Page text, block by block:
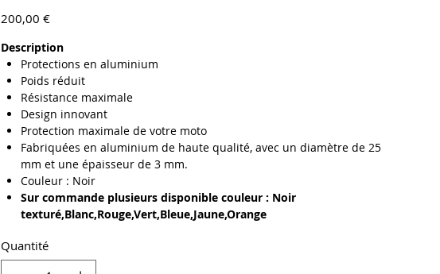
200,00 €
Description
Protections en aluminium
Poids réduit
Résistance maximale
Design innovant
Protection maximale de votre moto
Fabriquées en aluminium de haute qualité, avec un diamètre de 25
mm et une épaisseur de 3 mm.
Couleur : Noir
Sur commande plusieurs disponible couleur : Noir
texturé,Blanc,Rouge,Vert,Bleue,Jaune,Orange
Quantité